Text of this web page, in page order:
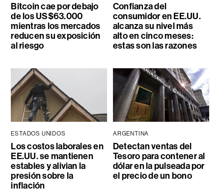
Bitcoin cae por debajo
de los US$63.000
mientras los mercados
reducen su exposición
al riesgo
Confianza del
consumidor en EE.UU.
alcanza su nivel más
alto en cinco meses:
estas son las razones
ESTADOS UNIDOS
Los costos laborales en
EE.UU. se mantienen
estables y alivian la
presión sobre la
inflación
ARGENTINA
Detectan ventas del
Tesoro para contener al
dólar en la pulseada por
el precio de un bono